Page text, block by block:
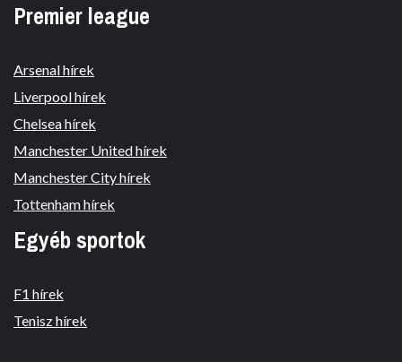
Premier league
Arsenal hírek
Liverpool hírek
Chelsea hírek
Manchester United hírek
Manchester City hírek
Tottenham hírek
Egyéb sportok
F1 hírek
Tenisz hírek